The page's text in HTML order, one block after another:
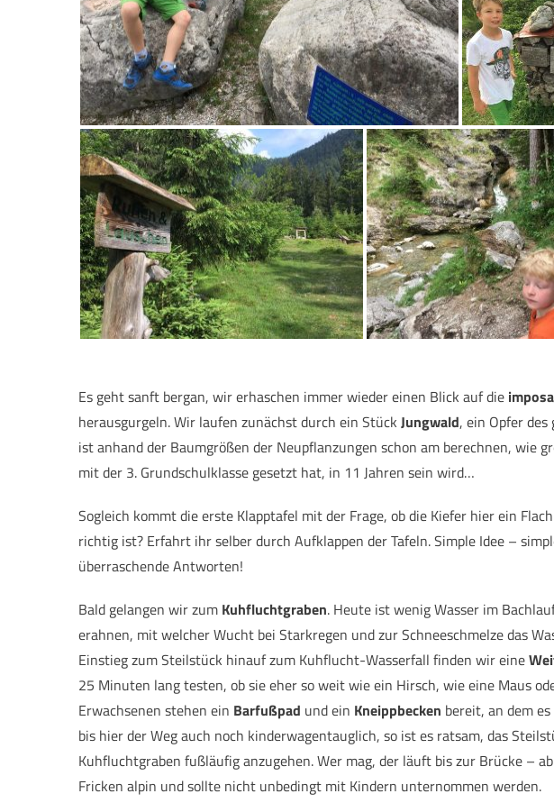
Es geht sanft bergan, wir erhaschen immer wieder einen Blick auf die
herausgurgeln. Wir laufen zunächst durch ein Stück Jungwald, ein Opfer
ist anhand der Baumgrößen der Neupflanzungen schon am berechnen, wie
mit der 3. Grundschulklasse gesetzt hat, in 11 Jahren sein wird…
Sogleich kommt die erste Klapptafel mit der Frage, ob die Kiefer hier ein
richtig ist? Erfahrt ihr selber durch Aufklappen der Tafeln. Simple Idee –
überraschende Antworten!
Bald gelangen wir zum Kuhfluchtgraben. Heute ist wenig Wasser im
erahnen, mit welcher Wucht bei Starkregen und zur Schneeschmelze das
Einstieg zum Steilstück hinauf zum Kuhflucht-Wasserfall finden wir eine
25 Minuten lang testen, ob sie eher so weit wie ein Hirsch, wie eine Maus
Erwachsenen stehen ein Barfußpad und ein Kneippbecken bereit, an dem
bis hier der Weg auch noch kinderwagentauglich, so ist es ratsam, das
Kuhfluchtgraben fußläufig anzugehen. Wer mag, der läuft bis zur Brücke –
Fricken alpin und sollte nicht unbedingt mit Kindern unternommen werden.